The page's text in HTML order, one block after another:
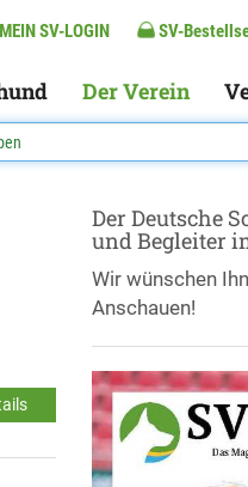
MEIN SV-LOGIN SV-
Der Verein
Der Deutsche
und Begleiter
Wir wünschen
Anschauen!